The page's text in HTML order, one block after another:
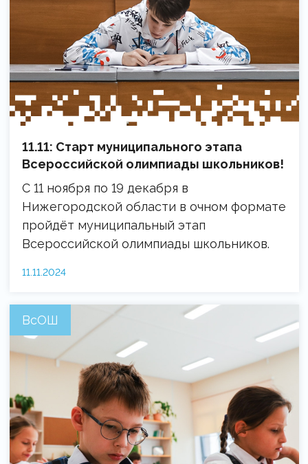
11.11: Старт муниципального этапа
Всероссийской олимпиады школьников!
С 11 ноября по 19 декабря в
Нижегородской области в очном формате
пройдёт муниципальный этап
Всероссийской олимпиады школьников.
11.11.2024
ВсОШ